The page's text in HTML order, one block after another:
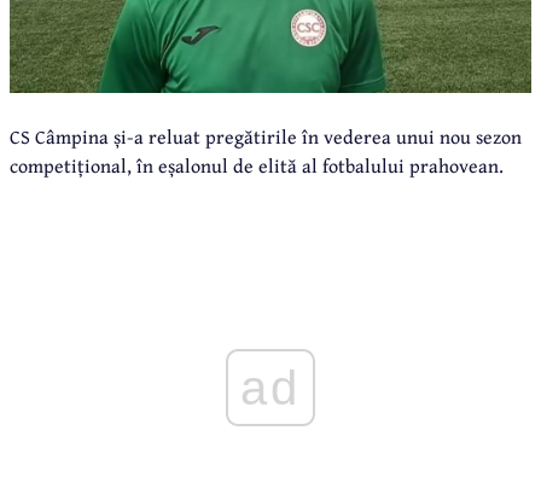
CS Câmpina și-a reluat pregătirile în vederea unui nou sezon
competițional, în eșalonul de elită al fotbalului prahovean.
ad